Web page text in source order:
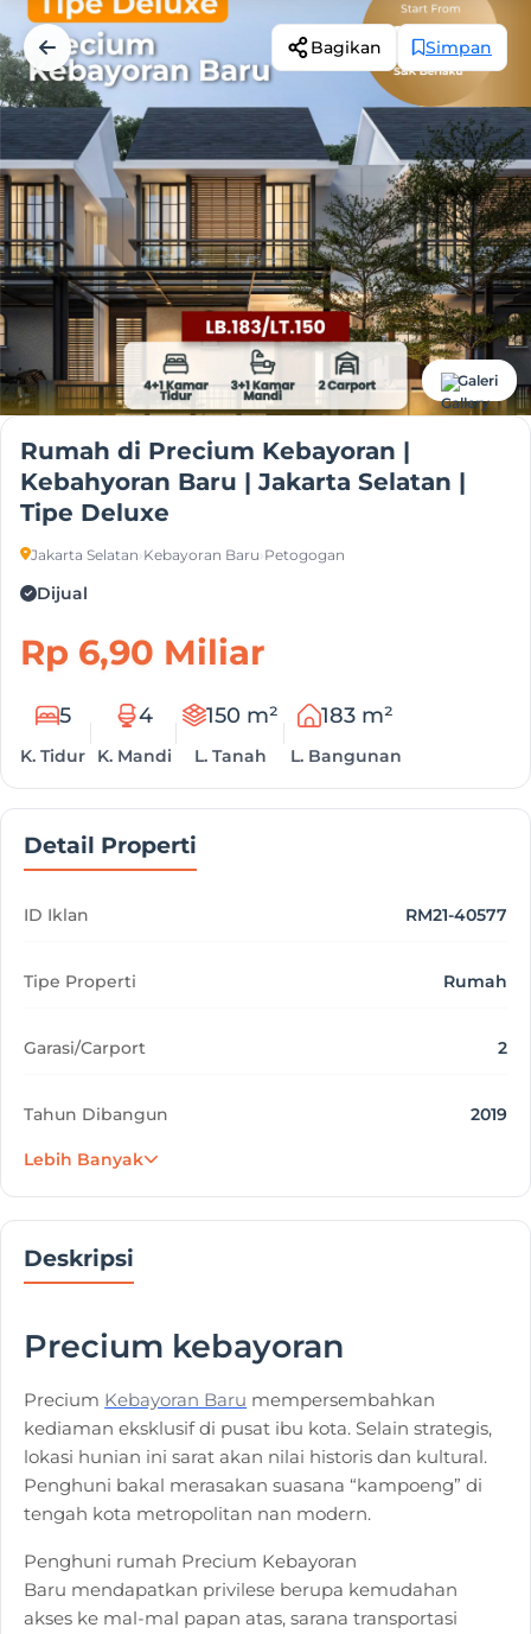
Galeri
Bagikan Simpan
Rumah di Precium Kebayoran |
Kebahyoran Baru | Jakarta Selatan |
Tipe Deluxe
Jakarta Selatan›Kebayoran Baru›Petogogan
Dijual
Rp 6,90 Miliar
5
K. Tidur
4
K. Mandi
150 m²
L. Tanah
183 m²
L. Bangunan
Detail Properti
ID Iklan RM21-40577
Tipe Properti Rumah
Garasi/Carport 2
Tahun Dibangun 2019
Lebih Banyak
Deskripsi
Precium kebayoran
Precium Kebayoran Baru mempersembahkan
kediaman eksklusif di pusat ibu kota. Selain strategis,
lokasi hunian ini sarat akan nilai historis dan kultural.
Penghuni bakal merasakan suasana “kampoeng” di
tengah kota metropolitan nan modern.
Penghuni rumah Precium Kebayoran
Baru mendapatkan privilese berupa kemudahan
akses ke mal-mal papan atas, sarana transportasi